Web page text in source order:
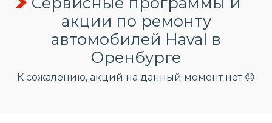
акции по ремонту
автомобилей Haval в
Оренбурге
К сожалению, акций на данный момент нет 😞